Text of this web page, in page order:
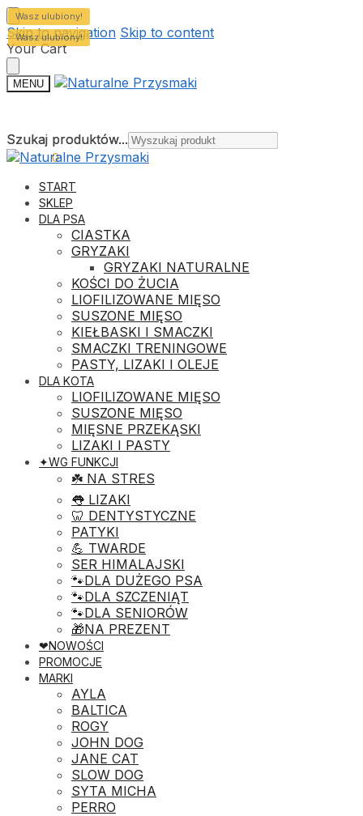
Skip to navigation Skip to content
Your Cart
MENU
Szukaj produktów...
0,00ZŁ 0
Szukaj produktów...
START
SKLEP
DLA PSA
CIASTKA
GRYZAKI
GRYZAKI NATURALNE
KOŚCI DO ŻUCIA
LIOFILIZOWANE MIĘSO
SUSZONE MIĘSO
KIEŁBASKI I SMACZKI
SMACZKI TRENINGOWE
PASTY, LIZAKI I OLEJE
DLA KOTA
LIOFILIZOWANE MIĘSO
SUSZONE MIĘSO
MIĘSNE PRZEKĄSKI
LIZAKI I PASTY
✦WG FUNKCJI
☘️ NA STRES
👅 LIZAKI
🦷 DENTYSTYCZNE
PATYKI
💪 TWARDE
SER HIMALAJSKI
🐾DLA DUŻEGO PSA
🐾DLA SZCZENIĄT
🐾DLA SENIORÓW
🎁NA PREZENT
❤︎NOWOŚCI
PROMOCJE
MARKI
AYLA
BALTICA
ROGY
JOHN DOG
JANE CAT
SLOW DOG
SYTA MICHA
PERRO
Wasz ulubiony!
Wasz ulubiony!